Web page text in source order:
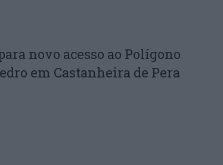
novo acesso ao Polígono
em Castanheira de Pera